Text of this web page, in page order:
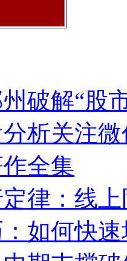
破解“股
析关注
全集
律：线
如何快